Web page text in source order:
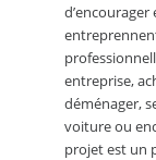
d’encourager
entreprise,
déménager,
voiture ou
projet est un